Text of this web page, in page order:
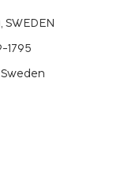
1795